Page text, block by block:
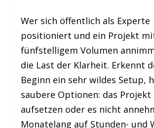
Wer sich öffentlich als Experte
positioniert und ein Projekt
fünfstelligem Volumen
die Last der Klarheit. Erkennt
Beginn ein sehr wildes Setup,
saubere Optionen: das Projekt
aufsetzen oder es nicht
Monatelang auf Stunden- und